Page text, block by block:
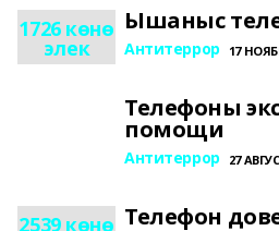
1726 көнө
элек
Ышаныс
Антитеррор 17
Телефоны
помощи
Антитеррор 27
2539 көнө Телефон